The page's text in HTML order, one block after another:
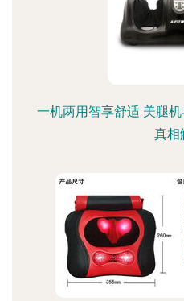
一机两用智享舒适 美腿
真相